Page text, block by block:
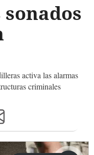
sonados
activa las alarmas
criminales